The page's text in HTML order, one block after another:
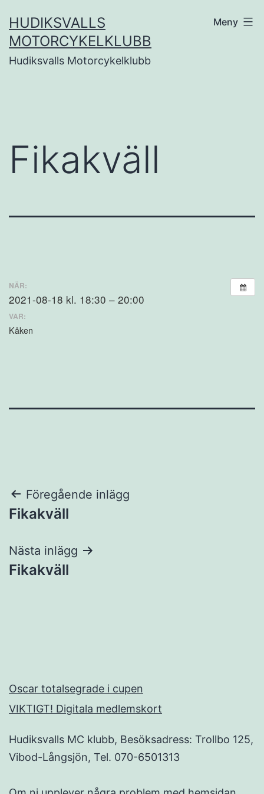
till
innehåll
HUDIKSVALLS
MOTORCYKELKLUBB
Hudiksvalls Motorcykelklubb
Meny
Fikakväll
NÄR:
2021-08-18 kl. 18:30 – 20:00
VAR:
Kåken
Inläggsnavigering
Föregående inlägg
Fikakväll
Nästa inlägg
Fikakväll
Oscar totalsegrade i cupen
VIKTIGT! Digitala medlemskort
Hudiksvalls MC klubb, Besöksadress: Trollbo 125,
Vibod-Långsjön, Tel. 070-6501313